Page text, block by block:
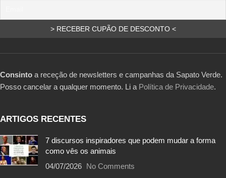
Consinto a receção de newsletters e campanhas da Sapato Verde.
Posso cancelar a qualquer momento. Li a Política de Privacidade.
ARTIGOS RECENTES
7 discursos inspiradores que podem mudar a forma
como vês os animais
04/07/2026 No Comments